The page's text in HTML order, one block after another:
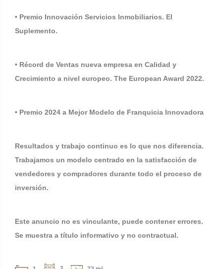
• Premio Innovación Servicios Inmobiliarios. El
Suplemento.
• Récord de Ventas nueva empresa en Calidad y
Crecimiento a nivel europeo. The European Award 2022.
• Premio 2024 a Mejor Modelo de Franquicia Innovadora
Resultados y trabajo continuo es lo que nos diferencia.
Trabajamos un modelo centrado en la satisfacción de
vendedores y compradores durante todo el proceso de
inversión.
Este anuncio no es vinculante, puede contener errores.
Se muestra a título informativo y no contractual.